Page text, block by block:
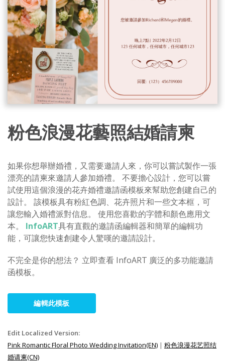
粉色浪漫花藝照結婚請柬
如果你想舉辦婚禮，又需要邀請人來，你可以嘗試製作一張
漂亮的請柬來邀請人參加婚禮。 不要擔心設計，您可以嘗
試使用這個浪漫的花卉婚禮邀請函模板來幫助您創建自己的
設計。 該模板具有粉紅色調、花卉照片和一些文本框，可
讓您輸入婚禮派對信息。 使用您喜歡的字體和顏色應用文
本。
InfoART具有直觀的邀請函編輯器和簡單的編輯功
能，可讓您快速創建令人驚嘆的邀請設計。
不完全是你的想法？ 立即查看 InfoART 廣泛的多功能邀請
函模板。
編輯此模板
Edit Localized Version:
Pink Romantic Floral Photo Wedding Invitation(EN) | 粉色浪漫花艺照结
婚请柬(CN)